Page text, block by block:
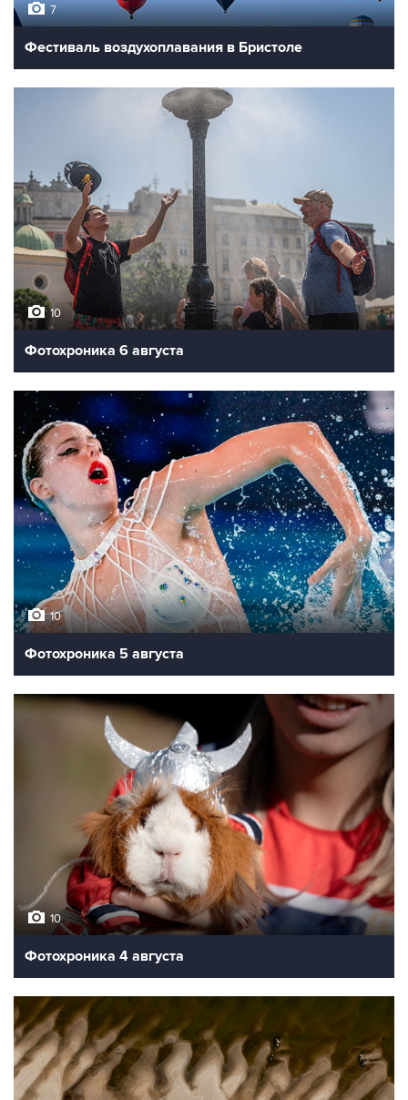
7
Фестиваль воздухоплавания в Бристоле
10
Фотохроника 6 августа
10
Фотохроника 5 августа
10
Фотохроника 4 августа